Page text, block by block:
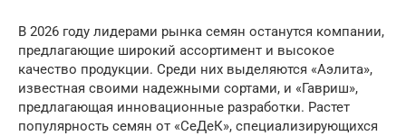
В 2026 году лидерами рынка семян останутся компании,
предлагающие широкий ассортимент и высокое
качество продукции. Среди них выделяются «Аэлита»,
известная своими надежными сортами, и «Гавриш»,
предлагающая инновационные разработки. Растет
популярность семян от «СеДеК», специализирующихся